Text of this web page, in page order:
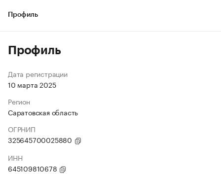
Профиль
Профиль
Дата регистрации
10 марта 2025
Регион
Саратовская область
ОГРНИП
325645700025880
ИНН
645109810678